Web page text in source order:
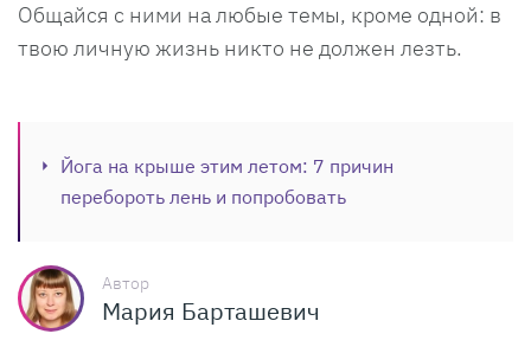
Общайся с ними на любые темы, кроме одной: в
твою личную жизнь никто не должен лезть.
Йога на крыше этим летом: 7 причин
перебороть лень и попробовать
Автор
Мария Барташевич